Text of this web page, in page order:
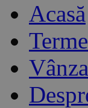
Acasă